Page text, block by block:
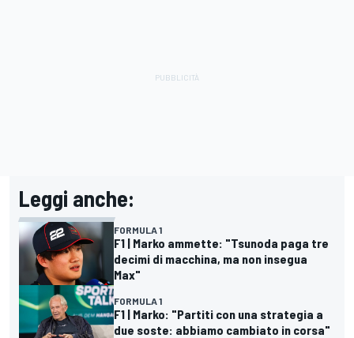
Leggi anche:
FORMULA 1
F1 | Marko ammette: "Tsunoda paga tre
decimi di macchina, ma non insegua
Max"
FORMULA 1
F1 | Marko: "Partiti con una strategia a
due soste: abbiamo cambiato in corsa"